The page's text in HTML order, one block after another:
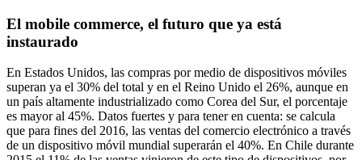
El mobile commerce, el futuro que ya está
instaurado
En Estados Unidos, las compras por medio de dispositivos móviles
superan ya el 30% del total y en el Reino Unido el 26%, aunque en
un país altamente industrializado como Corea del Sur, el porcentaje
es mayor al 45%. Datos fuertes y para tener en cuenta: se calcula
que para fines del 2016, las ventas del comercio electrónico a través
de un dispositivo móvil mundial superarán el 40%. En Chile durante